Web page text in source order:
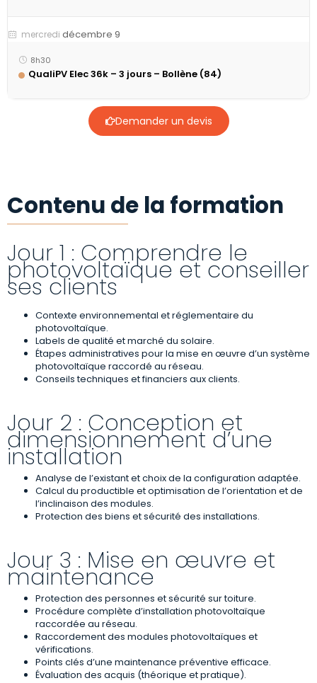
mercredi décembre 9
8h30
QualiPV Elec 36k – 3 jours – Bollène (84)
Demander un devis
Contenu de la formation
Jour 1 : Comprendre le
photovoltaïque et conseiller
ses clients
Contexte environnemental et réglementaire du
photovoltaïque.
Labels de qualité et marché du solaire.
Étapes administratives pour la mise en œuvre d’un système
photovoltaïque raccordé au réseau.
Conseils techniques et financiers aux clients.
Jour 2 : Conception et
dimensionnement d’une
installation
Analyse de l’existant et choix de la configuration adaptée.
Calcul du productible et optimisation de l’orientation et de
l’inclinaison des modules.
Protection des biens et sécurité des installations.
Jour 3 : Mise en œuvre et
maintenance
Protection des personnes et sécurité sur toiture.
Procédure complète d’installation photovoltaïque
raccordée au réseau.
Raccordement des modules photovoltaïques et
vérifications.
Points clés d’une maintenance préventive efficace.
Évaluation des acquis (théorique et pratique).